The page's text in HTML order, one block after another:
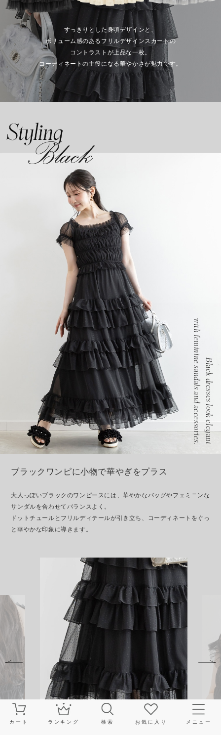
カート ランキング 検索 お気に入り メニュー
すっきりとした身頃デザインと、
ボリューム感のあるフリルデザインスカートの
コントラストが上品な一枚。
コーディネートの主役になる華やかさが魅力です。
Black dresses look elegant
with feminine sandals and accessories.
ブラックワンピに小物で華やぎをプラス
大人っぽいブラックのワンピースには、華やかなバッグやフェミニンな
サンダルを合わせてバランスよく。
ドットチュールとフリルディテールが引き立ち、コーディネートをぐっ
と華やかな印象に導きます。